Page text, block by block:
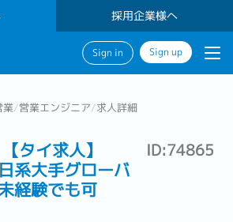
採用企業様へ
Sign in Sign up
業/営業エンジニア/求人詳細
タイ求人】
系大手グローバ
経験でも可
ID:74865